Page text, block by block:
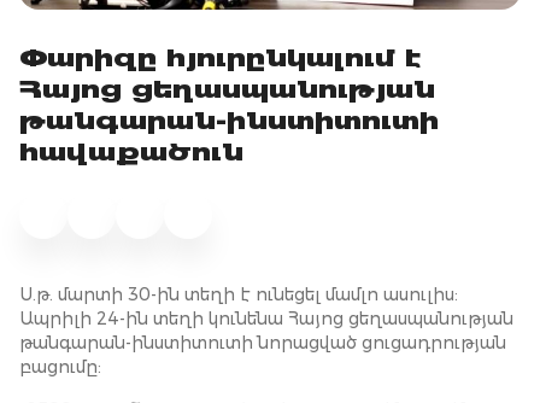
Փարիզը հյուրընկալում է
Հայոց ցեղասպանության
թանգարան-ինստիտուտի
հավաքածուն
Ս.թ. մարտի 30-ին տեղի է ունեցել մամլո ասուլիս:
Ապրիլի 24-ին տեղի կունենա Հայոց ցեղասպանության
թանգարան-ինստիտուտի նորացված ցուցադրության
բացումը: